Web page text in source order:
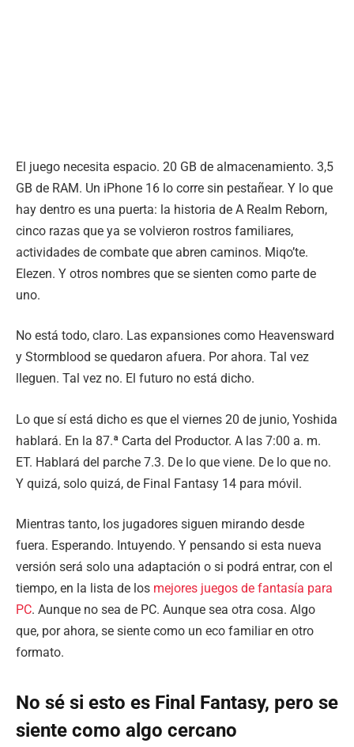
El juego necesita espacio. 20 GB de almacenamiento. 3,5
GB de RAM. Un iPhone 16 lo corre sin pestañear. Y lo que
hay dentro es una puerta: la historia de A Realm Reborn,
cinco razas que ya se volvieron rostros familiares,
actividades de combate que abren caminos. Miqo’te.
Elezen. Y otros nombres que se sienten como parte de
uno.
No está todo, claro. Las expansiones como Heavensward
y Stormblood se quedaron afuera. Por ahora. Tal vez
lleguen. Tal vez no. El futuro no está dicho.
Lo que sí está dicho es que el viernes 20 de junio, Yoshida
hablará. En la 87.ª Carta del Productor. A las 7:00 a. m.
ET. Hablará del parche 7.3. De lo que viene. De lo que no.
Y quizá, solo quizá, de Final Fantasy 14 para móvil.
Mientras tanto, los jugadores siguen mirando desde
fuera. Esperando. Intuyendo. Y pensando si esta nueva
versión será solo una adaptación o si podrá entrar, con el
tiempo, en la lista de los mejores juegos de fantasía para
PC. Aunque no sea de PC. Aunque sea otra cosa. Algo
que, por ahora, se siente como un eco familiar en otro
formato.
No sé si esto es Final Fantasy, pero se
siente como algo cercano